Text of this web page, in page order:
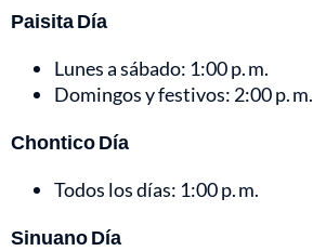
Paisita Día
Lunes a sábado: 1:00 p. m.
Domingos y festivos: 2:00 p. m.
Chontico Día
Todos los días: 1:00 p. m.
Sinuano Día